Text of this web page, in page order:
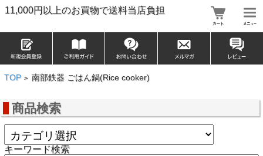
11,000円以上のお買物で送料当店負担
TOP > 南部鉄器 ごはん鍋(Rice cooker)
商品検索
キーワード検索